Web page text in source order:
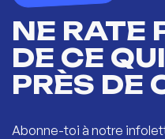
NE RATE
DE CE
PRÈS DE
Abonne-toi à notre